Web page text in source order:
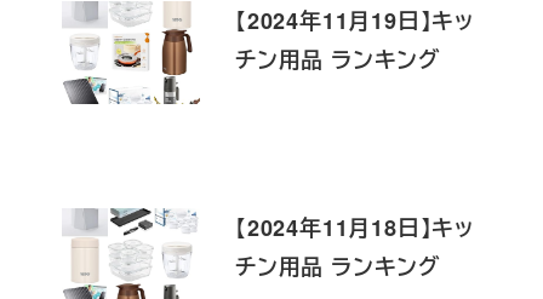
【2024年11月19日】キッ
チン用品 ランキング
【2024年11月18日】キッ
チン用品 ランキング